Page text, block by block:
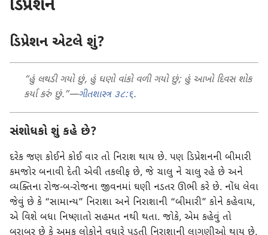
ડિપ્રેશન
ડિપ્રેશન એટલે શું?
“હું લથડી ગયો છું, હું ઘણો વાંકો વળી ગયો છું; હું આખો દિવસ શોક
કર્યા કરું છું.”—ગીતશાસ્ત્ર ૩૮:૬.
સંશોધકો શું કહે છે?
દરેક જણ કોઈને કોઈ વાર તો નિરાશ થાય છે. પણ ડિપ્રેશનની બીમારી
કમજોર બનાવી દેતી એવી તકલીફ છે, જે ચાલુ ને ચાલુ રહે છે અને
વ્યક્તિના રોજ-બ-રોજના જીવનમાં ઘણી નડતર ઊભી કરે છે. નોંધ લેવા
જેવું છે કે “સામાન્ય” નિરાશા અને નિરાશાની “બીમારી” કોને કહેવાય,
એ વિશે બધા નિષ્ણાતો સહમત નથી થતા. જોકે, એમ કહેવું તો